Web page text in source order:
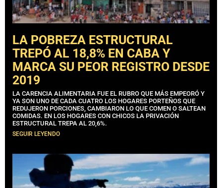
LA POBREZA ESTRUCTURAL
TREPÓ AL 18,8% EN CABA Y
MARCA SU PEOR REGISTRO DESDE
2019
LA CARENCIA ALIMENTARIA FUE EL RUBRO QUE MÁS EMPEORÓ Y
YA SON UNO DE CADA CUATRO LOS HOGARES PORTEÑOS QUE
REDUJERON PORCIONES, CAMBIARON LO QUE COMEN O SALTEAN
COMIDAS. EN LOS HOGARES CON CHICOS LA PRIVACIÓN
ESTRUCTURAL TREPA AL 20,6%.
SEGUIR LEYENDO